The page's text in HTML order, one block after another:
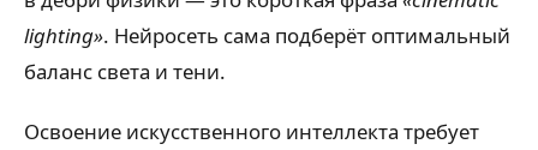
lighting». Нейросеть сама подберёт оптимальный
баланс света и тени.
Освоение искусственного интеллекта требует